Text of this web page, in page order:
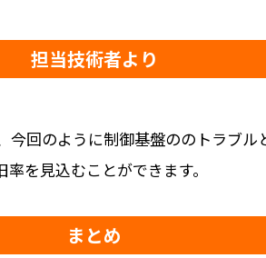
担当技術者より
回のように制御基盤ののトラブ
を見込むことができます。
まとめ